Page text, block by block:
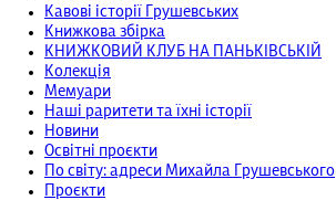
Кавові історії Грушевських
Книжкова збірка
КНИЖКОВИЙ КЛУБ НА ПАНЬКІВСЬКІЙ
Колекція
Мемуари
Наші раритети та їхні історії
Новини
Освітні проєкти
По світу: адреси Михайла Грушевського
Проєкти